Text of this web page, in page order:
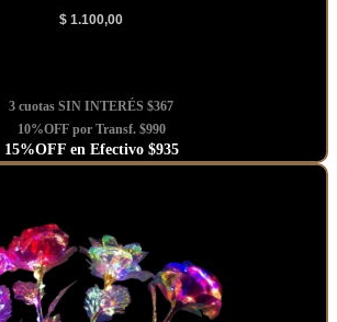
$ 1.100,00
tiene
varias
variantes.
Las
pueden
elegir
en
la
página
3 cuotas SIN INTERÉS $367
10%OFF por Transf. $990
15%OFF en Efectivo $935